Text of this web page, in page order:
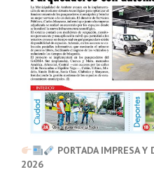
PORTADA IMPRESA
2026